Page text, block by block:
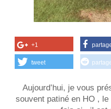
+1
tweet
Aujourd’hui, je vous
souvent patiné en HO ,